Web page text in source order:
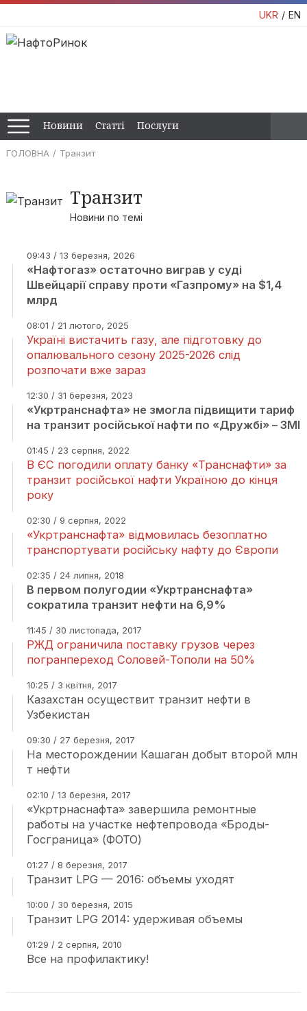
UKR EN
Новини Статті Послуги
ГОЛОВНА Транзит
Транзит
Новини по темі
09:43 / 13 березня, 2026
«Нафтогаз» остаточно виграв у суді
Швейцарії справу проти «Газпрому» на $1,4
млрд
08:01 / 21 лютого, 2025
Україні вистачить газу, але підготовку до
опалювального сезону 2025-2026 слід
розпочати вже зараз
12:30 / 31 березня, 2023
«Укртранснафта» не змогла підвищити тариф
на транзит російської нафти по «Дружбі» – ЗМІ
01:45 / 23 серпня, 2022
В ЄС погодили оплату банку «Транснафти» за
транзит російської нафти Україною до кінця
року
02:30 / 9 серпня, 2022
«Укртранснафта» відмовилась безоплатно
транспортувати російську нафту до Європи
02:35 / 24 липня, 2018
В первом полугодии «Укртранснафта»
сократила транзит нефти на 6,9%
11:45 / 30 листопада, 2017
РЖД ограничила поставку грузов через
погранпереход Соловей-Тополи на 50%
10:25 / 3 квітня, 2017
Казахстан осуществит транзит нефти в
Узбекистан
09:30 / 27 березня, 2017
На месторождении Кашаган добыт второй млн
т нефти
02:10 / 13 березня, 2017
«Укртрнаснафта» завершила ремонтные
работы на участке нефтепровода «Броды-
Госграница» (ФОТО)
01:27 / 8 березня, 2017
Транзит LPG — 2016: объемы уходят
10:00 / 30 березня, 2015
Транзит LPG 2014: удерживая объемы
01:29 / 2 серпня, 2010
Все на профилактику!